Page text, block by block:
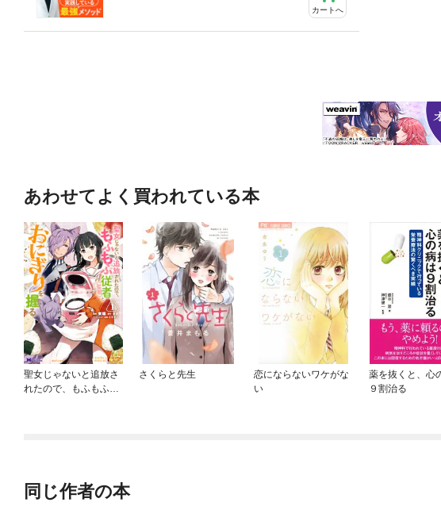
カートへ
あわせてよく買われている本
聖女じゃないと追放さ
れたので、もふもふ従
さくらと先生
恋にならないワケがな
い
薬を抜くと、心
９割治る
同じ作者の本